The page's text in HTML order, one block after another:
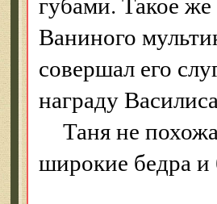
Ваниного
совершал его
награду
Таня не
широкие бедра и